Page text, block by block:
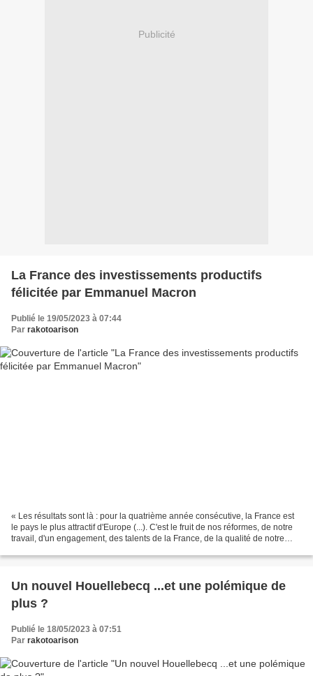
Publicité
La France des investissements productifs
félicitée par Emmanuel Macron
Publié le 19/05/2023 à 07:44
Par rakotoarison
« Les résultats sont là : pour la quatrième année consécutive, la France est
le pays le plus attractif d'Europe (...). C'est le fruit de nos réformes, de notre
travail, d'un engagement, des talents de la France, de la qualité de notre
Un nouvel Houellebecq ...et une polémique de
plus ?
Publié le 18/05/2023 à 07:51
Par rakotoarison